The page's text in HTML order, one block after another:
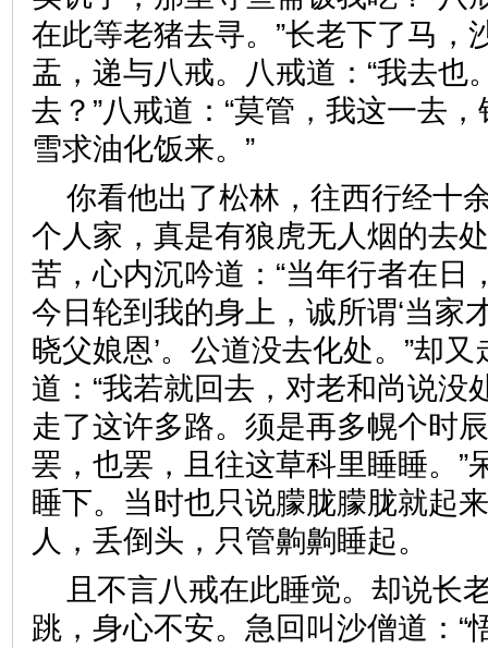
在此等老猪去寻。”长老下了马，
盂，递与八戒。八戒道：“我去也
去？”八戒道：“莫管，我这一去
雪求油化饭来。”
你看他出了松林，往西行经十
个人家，真是有狼虎无人烟的去
苦，心内沉吟道：“当年行者在日
今日轮到我的身上，诚所谓‘当家
晓父娘恩’。公道没去化处。”却
道：“我若就回去，对老和尚说没
走了这许多路。须是再多幌个时
罢，也罢，且往这草科里睡睡。”
睡下。当时也只说朦胧朦胧就起
人，丢倒头，只管齁齁睡起
且不言八戒在此睡觉。却说长
跳，身心不安。急回叫沙僧道：“